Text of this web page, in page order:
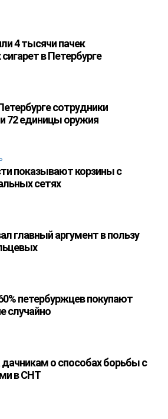
4 тысячи пачек
в Петербурге
сотрудники
72 единицы оружия
показывают корзины с
сетях
главный аргумент в пользу
петербуржцев покупают
случайно
о способах борьбы с
в СНТ